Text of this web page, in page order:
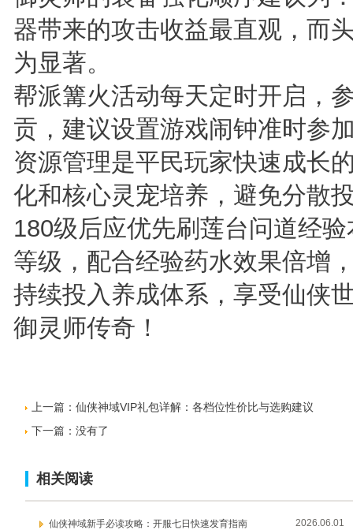
器带来的攻击收益最直观，而
为显著。
帮派篝火活动每天定时开启，
贡，建议设置游戏闹钟准时参
资源管理是平民玩家快速成长
化和核心灵宠培养，避免分散
180级后应优先刷莲台问道经
等级，配合经验药水效果倍增
持续投入养成体系，享受仙侠
御灵师传奇！
上一篇： 仙侠神域VIP礼包详解：各档位性价比与选购建议
下一篇：没有了
相关阅读
仙侠神域新手必读攻略：开服七日快速发育指南 2026.06.01